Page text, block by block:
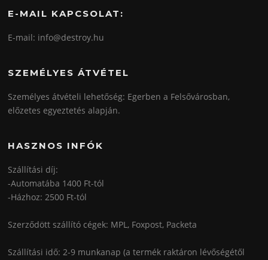
E-MAIL KAPCSOLAT:
E-mail: info@destroy.hu
SZEMÉLYES ÁTVÉTEL
Személyes átvételi lehetőség: Egerben a Felsővárosban,
előzetes egyeztetés alapján.
HASZNOS INFÓK
Szállítási díj:
-Automatába 1400 Ft-tól
-Házhoz: 2500 Ft-tól
Szerződött szállító cégek: MPL, Foxpost, Packeta
Szállítási idő: 2-9 munkanap (a termék raktáron lévőségétől